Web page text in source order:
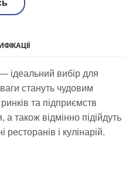
ідеальний вибір для
стануть чудовим
та підприємств
також відмінно підійдуть
і кулінарій.